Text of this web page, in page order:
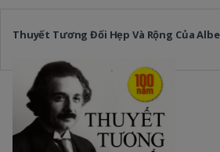
Thuyết Tương Đối Hẹp Và Rộng Của